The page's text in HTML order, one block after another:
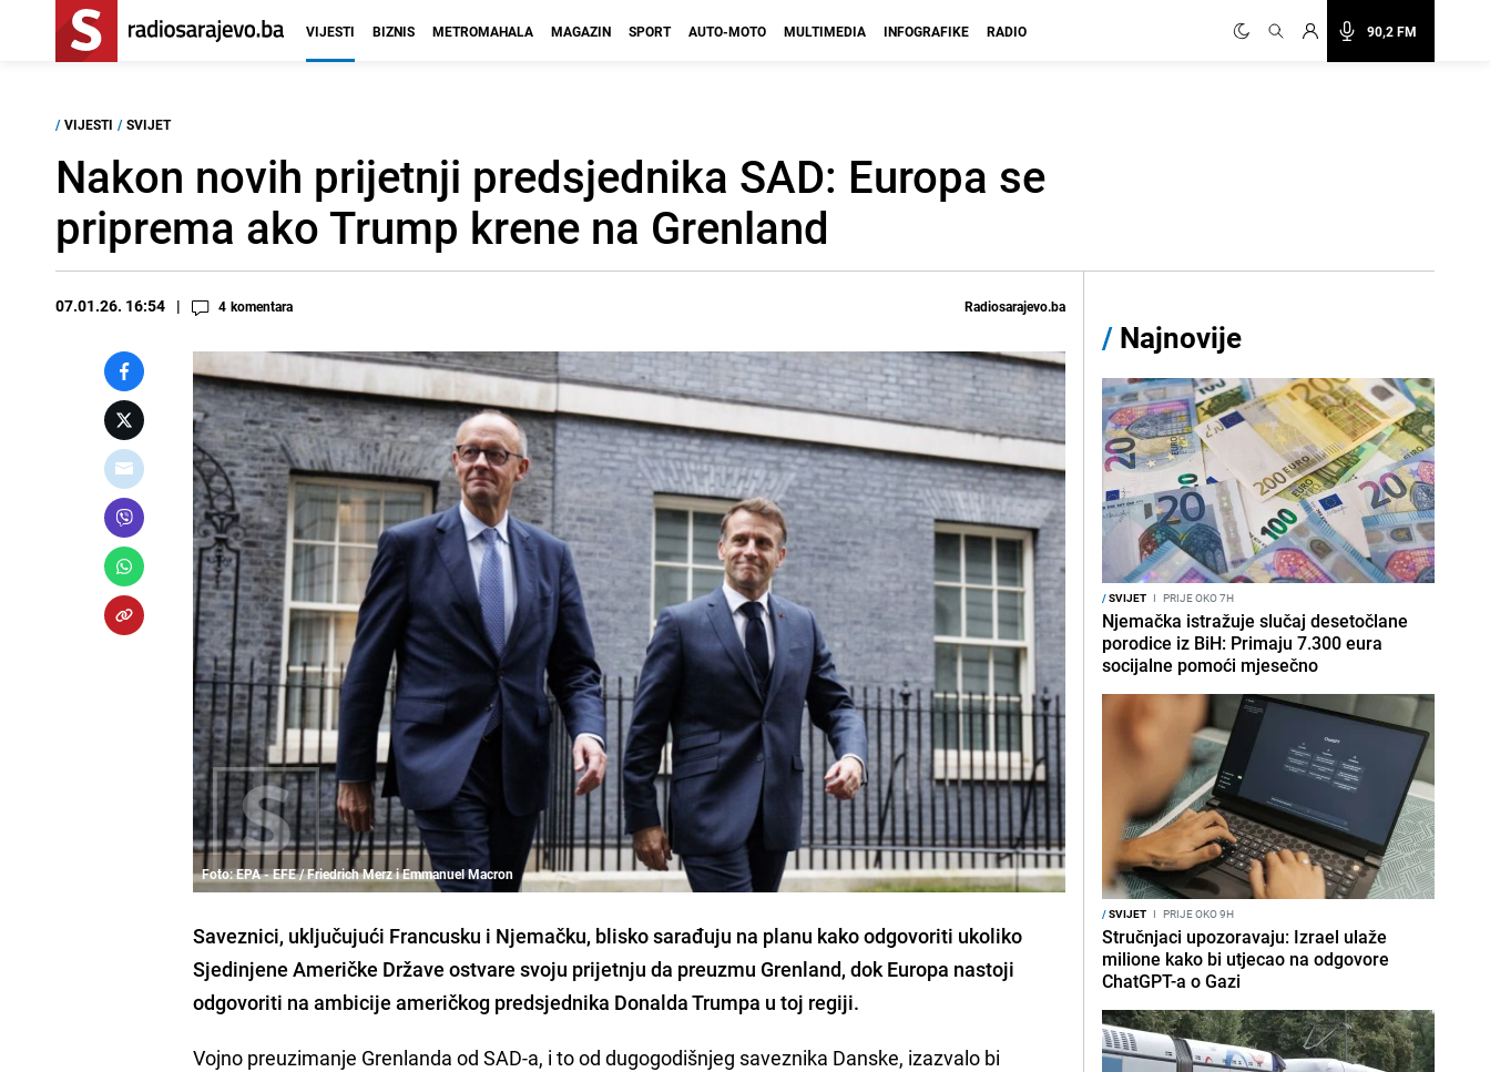
90,2 FM
VIJESTI BIZNIS METROMAHALA MAGAZIN SPORT AUTO-MOTO MULTIMEDIA INFOGRAFIKE RADIO
/ VIJESTI / SVIJET
Nakon novih prijetnji predsjednika SAD: Europa se
priprema ako Trump krene na Grenland
07.01.26. 16:54 4 komentara Radiosarajevo.ba
Foto: EPA - EFE / Friedrich Merz i Emmanuel Macron
Saveznici, uključujući Francusku i Njemačku, blisko sarađuju na planu kako odgovoriti ukoliko
Sjedinjene Američke Države ostvare svoju prijetnju da preuzmu Grenland, dok Europa nastoji
odgovoriti na ambicije američkog predsjednika Donalda Trumpa u toj regiji.
Vojno preuzimanje Grenlanda od SAD-a, i to od dugogodišnjeg saveznika Danske, izazvalo bi
/ Najnovije
/SVIJET I PRIJE OKO 7H
Njemačka istražuje slučaj desetočlane
porodice iz BiH: Primaju 7.300 eura
socijalne pomoći mjesečno
/SVIJET I PRIJE OKO 9H
Stručnjaci upozoravaju: Izrael ulaže
milione kako bi utjecao na odgovore
ChatGPT-a o Gazi